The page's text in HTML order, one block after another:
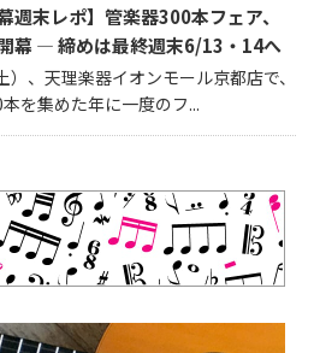
週末レポ】管楽器300本フェア、
幕 — 締めは最終週末6/13・14へ
）、天理楽器イオンモール京都店で、
を集めた年に一度のフ...